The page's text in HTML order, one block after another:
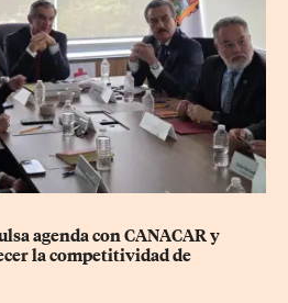
agenda con CANACAR y
la competitividad de